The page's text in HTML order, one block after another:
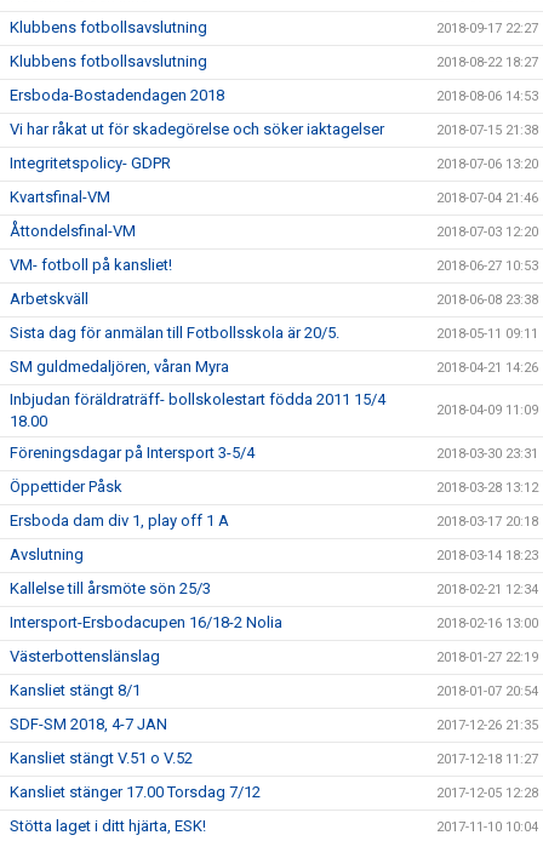
Klubbens fotbollsavslutning 2018-09-17 22:27
Klubbens fotbollsavslutning 2018-08-22 18:27
Ersboda-Bostadendagen 2018 2018-08-06 14:53
Vi har råkat ut för skadegörelse och söker iaktagelser 2018-07-15 21:38
Integritetspolicy- GDPR 2018-07-06 13:20
Kvartsfinal-VM 2018-07-04 21:46
Åttondelsfinal-VM 2018-07-03 12:20
VM- fotboll på kansliet! 2018-06-27 10:53
Arbetskväll 2018-06-08 23:38
Sista dag för anmälan till Fotbollsskola är 20/5. 2018-05-11 09:11
SM guldmedaljören, våran Myra 2018-04-21 14:26
Inbjudan föräldraträff- bollskolestart födda 2011 15/4
18.00
2018-04-09 11:09
Föreningsdagar på Intersport 3-5/4 2018-03-30 23:31
Öppettider Påsk 2018-03-28 13:12
Ersboda dam div 1, play off 1 A 2018-03-17 20:18
Avslutning 2018-03-14 18:23
Kallelse till årsmöte sön 25/3 2018-02-21 12:34
Intersport-Ersbodacupen 16/18-2 Nolia 2018-02-16 13:00
Västerbottenslänslag 2018-01-27 22:19
Kansliet stängt 8/1 2018-01-07 20:54
SDF-SM 2018, 4-7 JAN 2017-12-26 21:35
Kansliet stängt V.51 o V.52 2017-12-18 11:27
Kansliet stänger 17.00 Torsdag 7/12 2017-12-05 12:28
Stötta laget i ditt hjärta, ESK! 2017-11-10 10:04